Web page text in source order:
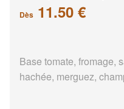
Dès 11.50 €
Base tomate, fromage,
hachée, merguez,